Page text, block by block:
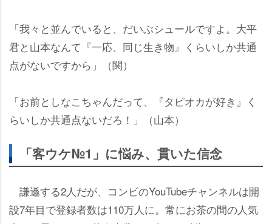
「我々と並んでいると、だいぶシュールですよ。大平
君と山本なんて『一応、同じ生き物』くらいしか共通
点がないですから」（関）
「お前としなこちゃんだって、『タピオカが好き』く
らいしか共通点ないだろ！」（山本）
「客ウケ№1」に悩み、貫いた信念
謙遜する2人だが、コンビのYouTubeチャンネルは開
設7年目で登録者数は110万人に。常にお茶の間の人気